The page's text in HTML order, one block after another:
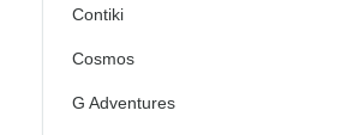
Contiki
Cosmos
G Adventures